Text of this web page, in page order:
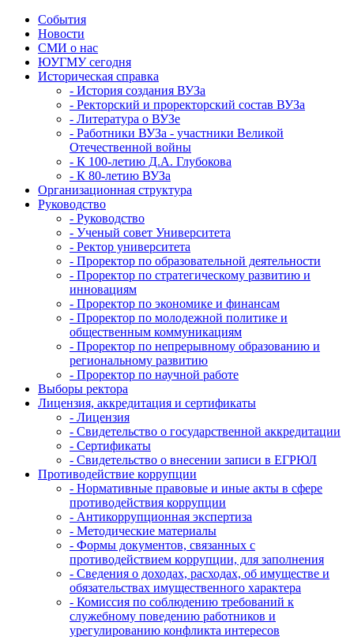
События
Новости
СМИ о нас
ЮУГМУ сегодня
Историческая справка
- История создания ВУЗа
- Ректорский и проректорский состав ВУЗа
- Литература о ВУЗе
- Работники ВУЗа - участники Великой
Отечественной войны
- К 100-летию Д.А. Глубокова
- К 80-летию ВУЗа
Организационная структура
Руководство
- Руководство
- Ученый совет Университета
- Ректор университета
- Проректор по образовательной деятельности
- Проректор по стратегическому развитию и
инновациям
- Проректор по экономике и финансам
- Проректор по молодежной политике и
общественным коммуникациям
- Проректор по непрерывному образованию и
региональному развитию
- Проректор по научной работе
Выборы ректора
Лицензия, аккредитация и сертификаты
- Лицензия
- Свидетельство о государственной аккредитации
- Сертификаты
- Свидетельство о внесении записи в ЕГРЮЛ
Противодействие коррупции
- Нормативные правовые и иные акты в сфере
противодействия коррупции
- Антикоррупционная экспертиза
- Методические материалы
- Формы документов, связанных с
противодействием коррупции, для заполнения
- Сведения о доходах, расходах, об имуществе и
обязательствах имущественного характера
- Комиссия по соблюдению требований к
служебному поведению работников и
урегулированию конфликта интересов